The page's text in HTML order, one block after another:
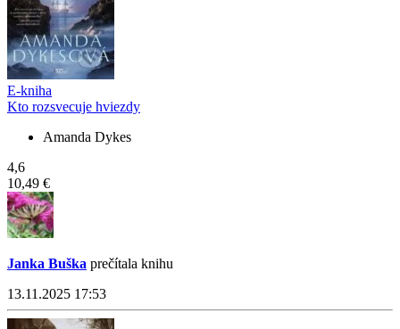
E-kniha
Kto rozsvecuje hviezdy
Amanda Dykes
4,6
10,49 €
Janka Buška prečítala knihu
13.11.2025 17:53